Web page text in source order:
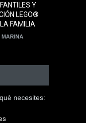
Y
LEGO®
FAMILIA
MARINA
necesites: